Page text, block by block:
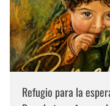
Refugio para la